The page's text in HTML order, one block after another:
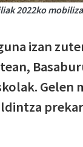
2022ko
izan
Gelen